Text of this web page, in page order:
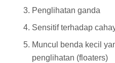
Penglihatan ganda
Sensitif terhadap
Muncul benda kecil
penglihatan (floaters)